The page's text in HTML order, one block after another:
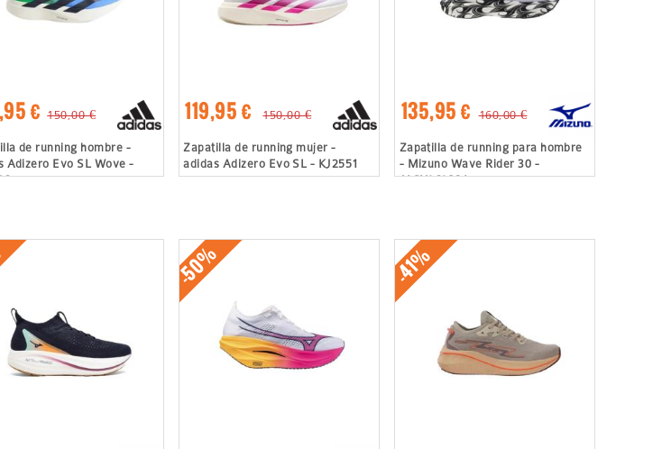
€ 150,00 €
de running hombre -
Adizero Evo SL Wove -
119,95 € 150,00 €
Zapatilla de running mujer -
adidas Adizero Evo SL - KJ2551
135,95 € 160,00 €
Zapatilla de running para hombre
- Mizuno Wave Rider 30 -
J1GU262381
-50% -41%